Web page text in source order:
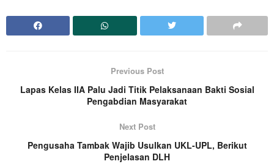
Previous Post
Lapas Kelas IIA Palu Jadi Titik Pelaksanaan Bakti Sosial
Pengabdian Masyarakat
Next Post
Pengusaha Tambak Wajib Usulkan UKL-UPL, Berikut
Penjelasan DLH